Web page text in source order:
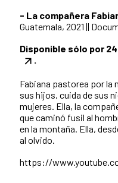
- La compañera
Guatemala, 2021 ||
Disponible sólo por
.
Fabiana pastorea por la
sus hijos, cuida de sus
mujeres. Ella, la
que caminó fusil al
en la montaña. Ella,
al olvido.
https://